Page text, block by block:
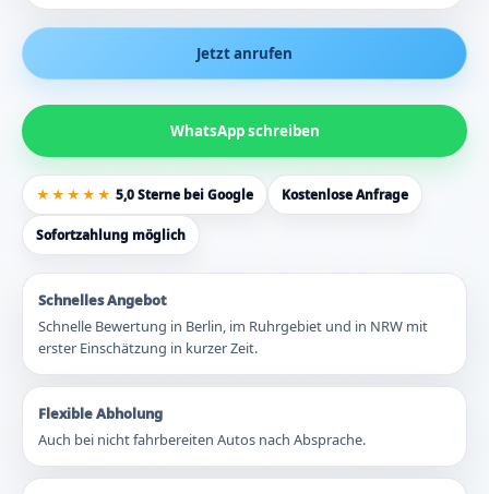
Jetzt anrufen
WhatsApp schreiben
★★★★★ 5,0 Sterne bei Google Kostenlose Anfrage
Sofortzahlung möglich
Schnelles Angebot
Schnelle Bewertung in Berlin, im Ruhrgebiet und in NRW mit
erster Einschätzung in kurzer Zeit.
Flexible Abholung
Auch bei nicht fahrbereiten Autos nach Absprache.